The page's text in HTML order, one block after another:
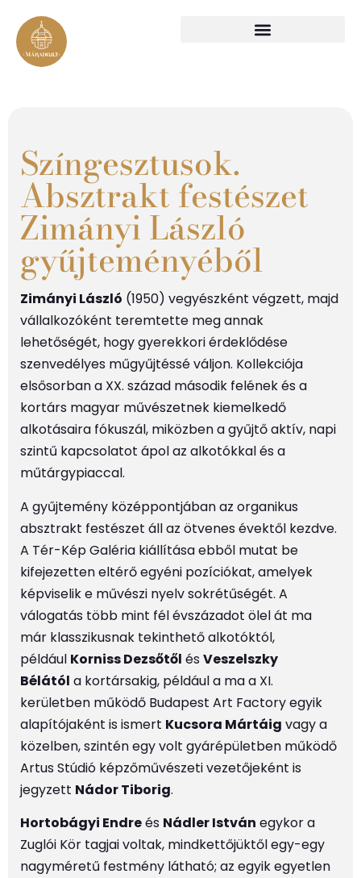
Színgesztusok.
Absztrakt festészet
Zimányi László
gyűjteményéből
Zimányi László (1950) vegyészként végzett, majd
vállalkozóként teremtette meg annak
lehetőségét, hogy gyerekkori érdeklődése
szenvedélyes műgyűjtéssé váljon. Kollekciója
elsősorban a XX. század második felének és a
kortárs magyar művészetnek kiemelkedő
alkotásaira fókuszál, miközben a gyűjtő aktív, napi
szintű kapcsolatot ápol az alkotókkal és a
műtárgypiaccal.
A gyűjtemény középpontjában az organikus
absztrakt festészet áll az ötvenes évektől kezdve.
A Tér-Kép Galéria kiállítása ebből mutat be
kifejezetten eltérő egyéni pozíciókat, amelyek
képviselik e művészi nyelv sokrétűségét. A
válogatás több mint fél évszázadot ölel át ma
már klasszikusnak tekinthető alkotóktól,
például Korniss Dezsőtől és Veszelszky
Bélától a kortársakig, például a ma a XI.
kerületben működő Budapest Art Factory egyik
alapítójaként is ismert Kucsora Mártáig vagy a
közelben, szintén egy volt gyárépületben működő
Artus Stúdió képzőművészeti vezetőjeként is
jegyzett Nádor Tiborig.
Hortobágyi Endreés Nádler István egykor a
Zuglói Kör tagjai voltak, mindkettőjüktől egy-egy
nagyméretű festmény látható; az egyik egyetlen